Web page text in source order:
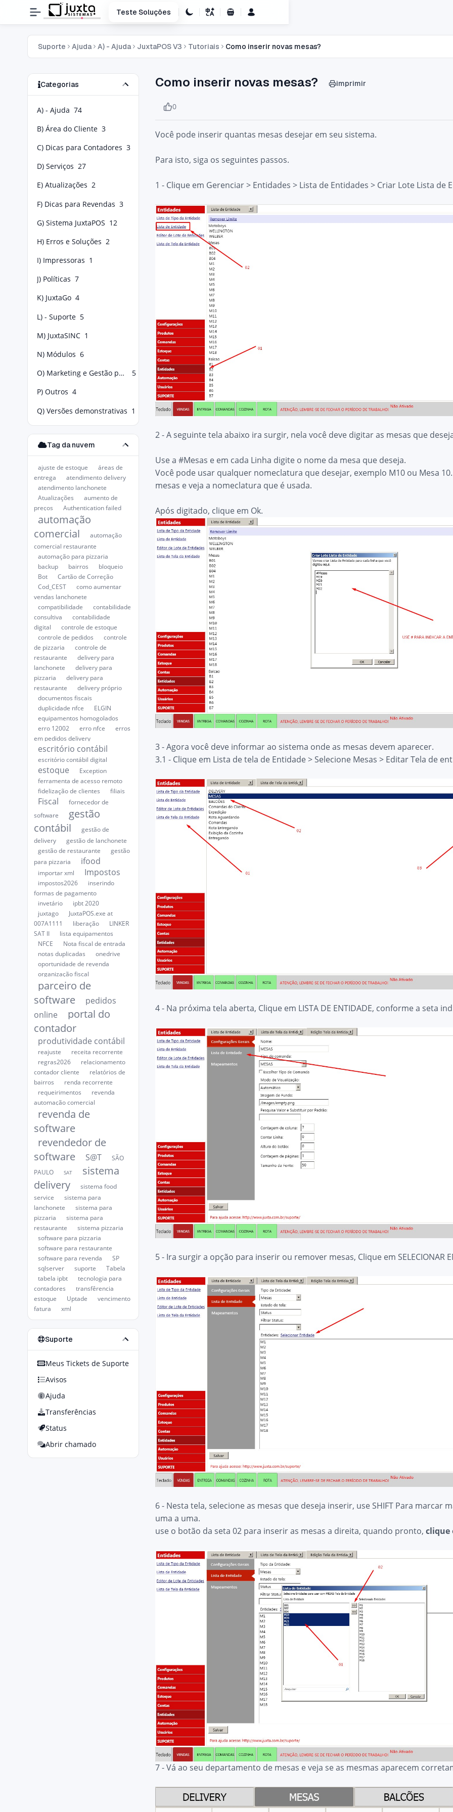
Teste Soluções
Carrinho de Compras
Suporte Ajuda A) - Ajuda JuxtaPOS V3 Tutoriais Como inserir novas mesas?
Categorias
A) - Ajuda 74
B) Área do Cliente 3
C) Dicas para Contadores 3
D) Serviços 27
E) Atualizações 2
F) Dicas para Revendas 3
G) Sistema JuxtaPOS 12
H) Erros e Soluções 2
I) Impressoras 1
J) Políticas 7
K) JuxtaGo 4
L) - Suporte 5
M) JuxtaSINC 1
N) Módulos 6
O) Marketing e Gestão para Food Service
5
P) Outros 4
Q) Versões demonstrativas 1
Tag da nuvem
ajuste de estoque
áreas de
entrega
atendimento delivery
atendimento lanchonete
Atualizações
aumento de
preços
Authentication failed
automação
comercial
automação
comercial restaurante
automação para pizzaria
backup
bairros
bloqueio
Bot
Cartão de Correção
Cod_CEST
como aumentar
vendas lanchonete
compatibilidade
contabilidade
consultiva
contabilidade
digital
controle de estoque
controle de pedidos
controle
de pizzaria
controle de
restaurante
delivery para
lanchonete
delivery para
pizzaria
delivery para
restaurante
delivery próprio
documentos fiscais
duplicidade nfce
ELGIN
equipamentos homogolados
erro 12002
erro nfce
erros
em pedidos delivery
escritório contábil
escritório contábil digital
estoque
Exception
ferramenta de acesso remoto
fidelização de clientes
filiais
Fiscal
fornecedor de
software
gestão
contábil
gestão de
delivery
gestão de lanchonete
gestão de restaurante
gestão
para pizzaria
ifood
importar xml Impostos
impostos2026
inserindo
formas de pagamento
invetário
ipbt 2020
juxtago
JuxtaPOS.exe at
007A1111
liberação
LINKER
SAT II
lista equipamentos
NFCE
Nota fiscal de entrada
notas duplicadas
onedrive
oportunidade de revenda
organização fiscal
parceiro de
software
pedidos
online
portal do
contador
produtividade contábil
reajuste
receita recorrente
regras2026
relacionamento
contador cliente
relatórios de
bairros
renda recorrente
requeirimentos
revenda
automação comercial
revenda de
software
revendedor de
software
S@T
SÃO
PAULO
SAT
sistema
delivery
sistema food
service
sistema para
lanchonete
sistema para
pizzaria
sistema para
restaurante
sistema pizzaria
software para pizzaria
software para restaurante
software para revenda
SP
sqlserver
suporte
Tabela
tabela ipbt
tecnologia para
contadores
transfêrencia
estoque
Uptade
vencimento
fatura
xml
Suporte
Meus Tickets de Suporte
Avisos
Ajuda
Transferências
Status
Abrir chamado
Como inserir novas mesas? imprimir
0
Você pode inserir quantas mesas desejar em seu sistema.
Para isto, siga os seguintes passos.
1 - Clique em Gerenciar > Entidades > Lista de Entidades > Criar Lote Lista de
2 - A seguinte tela abaixo ira surgir, nela você deve digitar as mesas que
Use a #Mesas e em cada Linha digite o nome da mesa que deseja.
Você pode usar qualquer nomeclatura que desejar, exemplo M10 ou Mesa
mesas e veja a nomeclatura que é usada.
Após digitado, clique em Ok.
3 - Agora você deve informar ao sistema onde as mesas devem aparecer.
3.1 - Clique em Lista de tela de Entidade > Selecione Mesas > Editar Tela de
4 - Na próxima tela aberta, Clique em LISTA DE ENTIDADE, conforme a seta
5 - Ira surgir a opção para inserir ou remover mesas, Clique em SELECIONAR
6 - Nesta tela, selecione as mesas que deseja inserir, use SHIFT Para
uma a uma.
use o botão da seta 02 para inserir as mesas a direita, quando pronto,clique
7 - Vá ao seu departamento de mesas e veja se as mesmas aparecem